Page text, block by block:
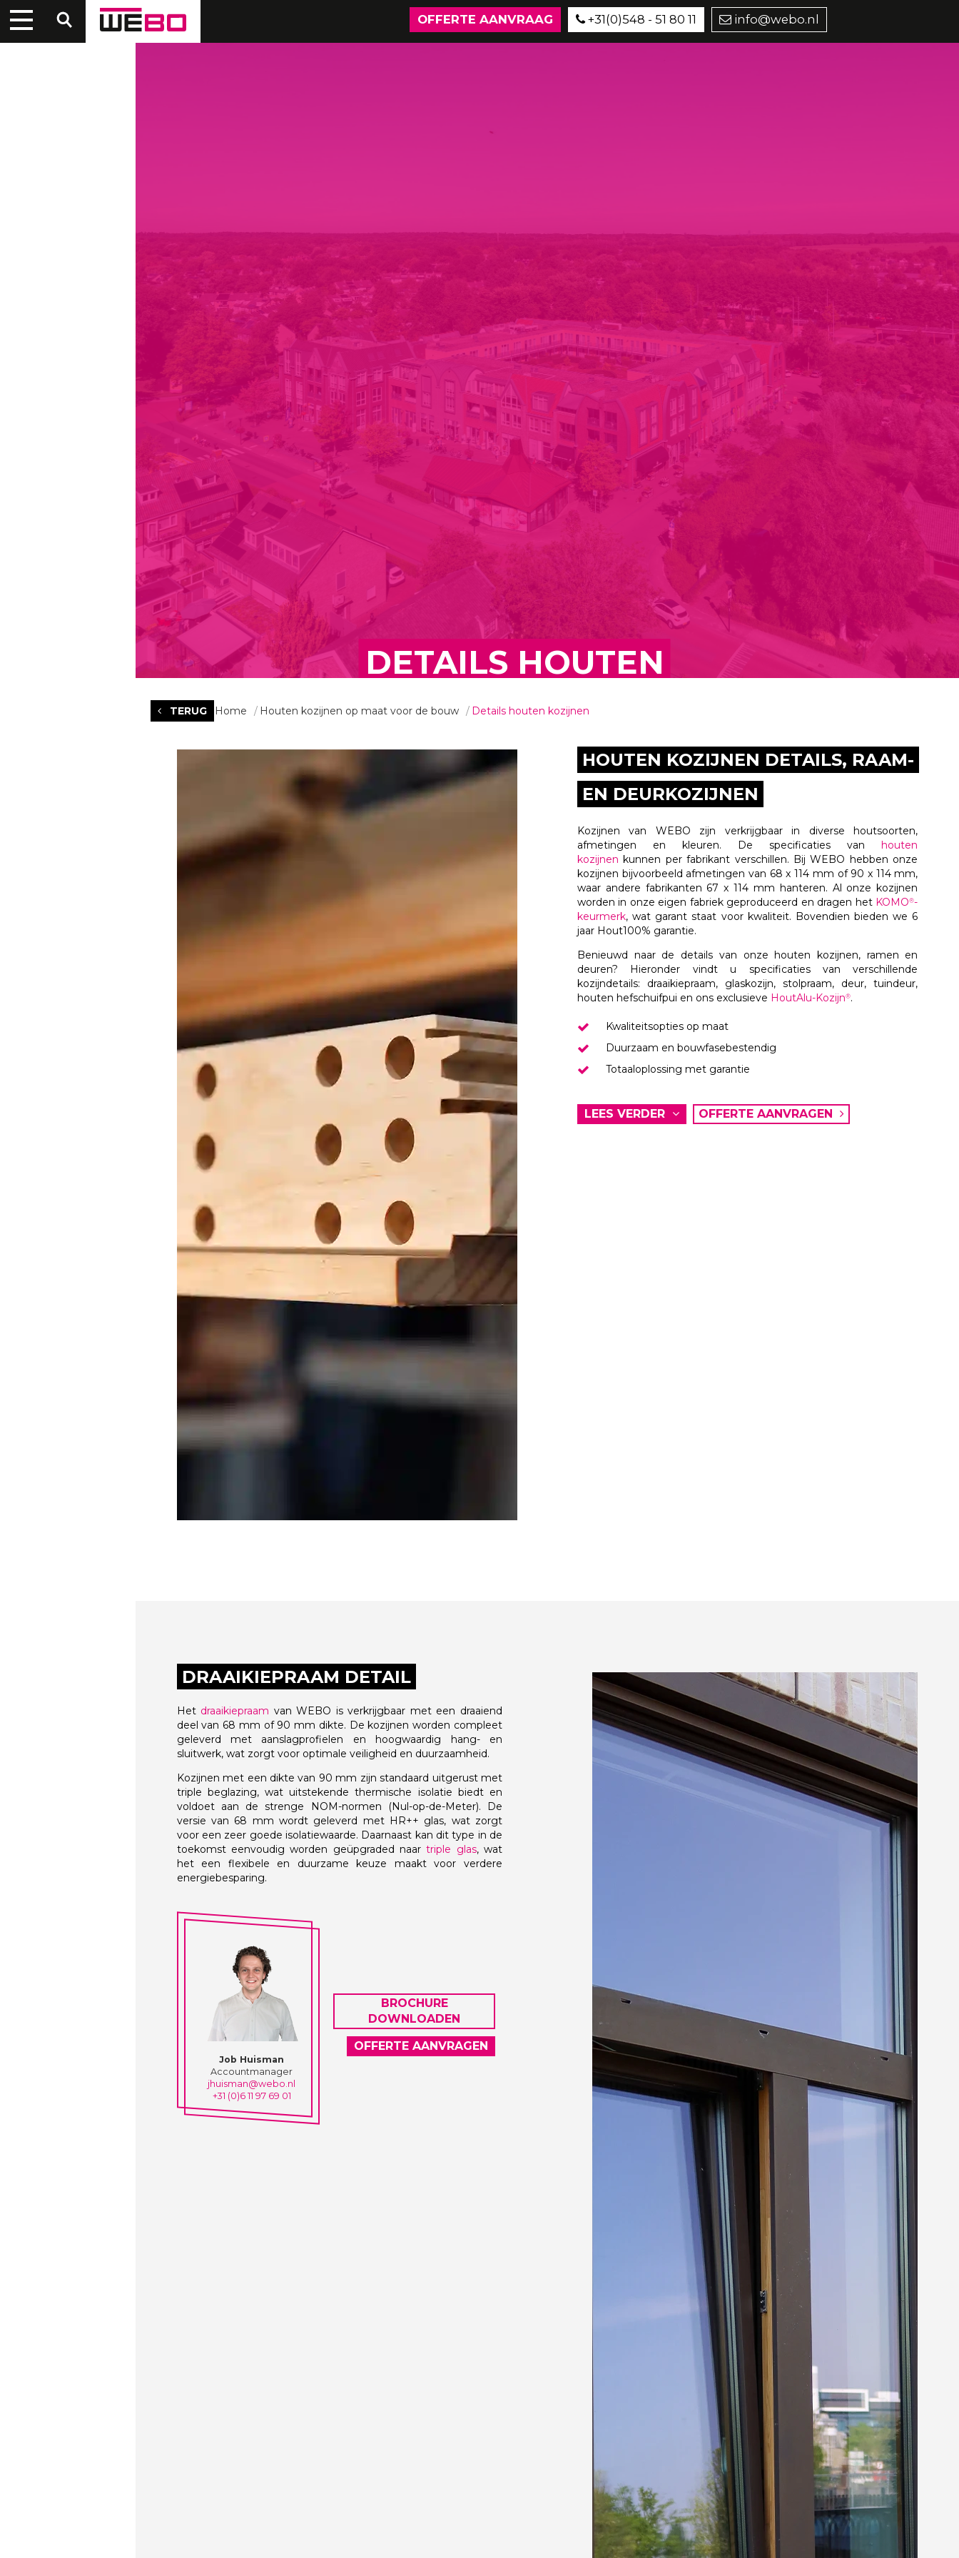
OFFERTE AANVRAAG +31(0)548 - 51 80 11 info@webo.nl
DETAILS HOUTEN
KOZIJNEN
TERUG Home Houten kozijnen op maat voor de bouw Details houten kozijnen
HOUTEN KOZIJNEN DETAILS, RAAM-
EN DEURKOZIJNEN
Kozijnen van WEBO zijn verkrijgbaar in diverse houtsoorten,
afmetingen en kleuren. De specificaties van houten
kozijnen kunnen per fabrikant verschillen. Bij WEBO hebben onze
kozijnen bijvoorbeeld afmetingen van 68 x 114 mm of 90 x 114 mm,
waar andere fabrikanten 67 x 114 mm hanteren. Al onze kozijnen
worden in onze eigen fabriek geproduceerd en dragen het KOMO®-
keurmerk, wat garant staat voor kwaliteit. Bovendien bieden we 6
jaar Hout100% garantie.
Benieuwd naar de details van onze houten kozijnen, ramen en
deuren? Hieronder vindt u specificaties van verschillende
kozijndetails: draaikiepraam, glaskozijn, stolpraam, deur, tuindeur,
houten hefschuifpui en ons exclusieve HoutAlu-Kozijn®.
Kwaliteitsopties op maat
Duurzaam en bouwfasebestendig
Totaaloplossing met garantie
LEES VERDER OFFERTE AANVRAGEN
DRAAIKIEPRAAM DETAIL
Het draaikiepraam van WEBO is verkrijgbaar met een draaiend
deel van 68 mm of 90 mm dikte. De kozijnen worden compleet
geleverd met aanslagprofielen en hoogwaardig hang- en
sluitwerk, wat zorgt voor optimale veiligheid en duurzaamheid.
Kozijnen met een dikte van 90 mm zijn standaard uitgerust met
triple beglazing, wat uitstekende thermische isolatie biedt en
voldoet aan de strenge NOM-normen (Nul-op-de-Meter). De
versie van 68 mm wordt geleverd met HR++ glas, wat zorgt
voor een zeer goede isolatiewaarde. Daarnaast kan dit type in de
toekomst eenvoudig worden geüpgraded naartriple glas, wat
het een flexibele en duurzame keuze maakt voor verdere
energiebesparing.
Job Huisman
Accountmanager
jhuisman@webo.nl
+31 (0)6 11 97 69 01
BROCHURE
DOWNLOADEN
OFFERTE AANVRAGEN